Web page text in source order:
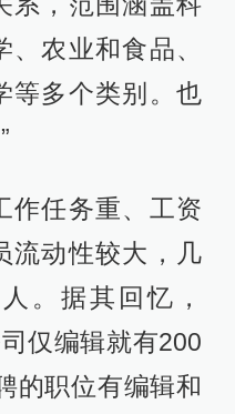
农业和食品、
等多个类别。也
作任务重、工资
流动性较大，几
。据其回忆，
仅编辑就有200
的职位有编辑和